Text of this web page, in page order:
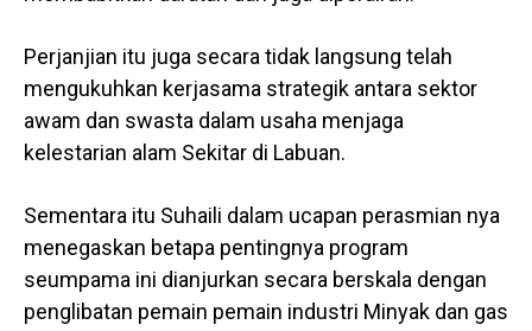
Perjanjian itu juga secara tidak langsung telah
mengukuhkan kerjasama strategik antara sektor
awam dan swasta dalam usaha menjaga
kelestarian alam Sekitar di Labuan.
Sementara itu Suhaili dalam ucapan perasmian nya
menegaskan betapa pentingnya program
seumpama ini dianjurkan secara berskala dengan
penglibatan pemain pemain industri Minyak dan gas